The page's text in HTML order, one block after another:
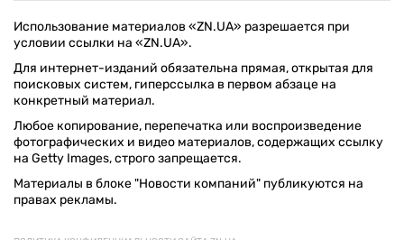
Использование материалов «ZN.UA» разрешается при
условии ссылки на «ZN.UA».
Для интернет-изданий обязательна прямая, открытая для
поисковых систем, гиперссылка в первом абзаце на
конкретный материал.
Любое копирование, перепечатка или воспроизведение
фотографических и видео материалов, содержащих ссылку
на Getty Images, строго запрещается.
Материалы в блоке "Новости компаний" публикуются на
правах рекламы.